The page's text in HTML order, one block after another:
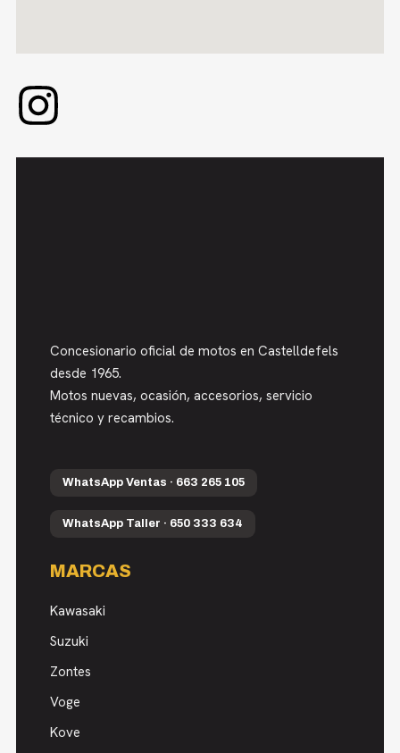
Concesionario oficial de motos en Castelldefels
desde 1965.
Motos nuevas, ocasión, accesorios, servicio
técnico y recambios.
WhatsApp Ventas · 663 265 105
WhatsApp Taller · 650 333 634
MARCAS
Kawasaki
Suzuki
Zontes
Voge
Kove